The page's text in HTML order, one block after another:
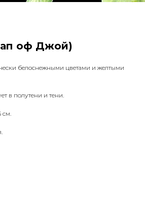
оф Джой)
белоснежными цветами и желтыми
в полутени и тени.
см.